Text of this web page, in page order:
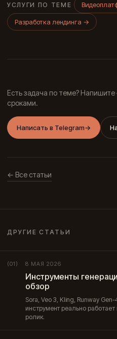
УСЛУГИ ПО ТЕМЕ
Разработка лендинга →
Есть задача по теме?
сроками.
Написать в Telegram→
← Все статьи
ДРУГИЕ СТАТЬИ
(01) 8 МАЯ 2026
Инструменты
обзор
Sora, Veo 3, Kling, Runway
инструмент реально работает
ролик.